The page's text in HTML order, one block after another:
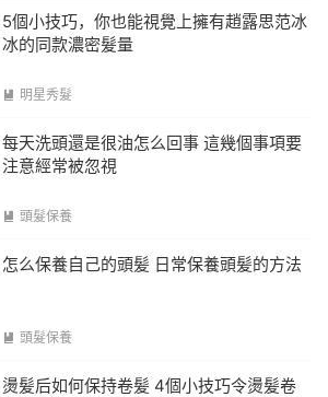
5個小技巧，你也能視覺上擁有趙露思范冰
冰的同款濃密髮量
 明星秀髮
每天洗頭還是很油怎么回事 這幾個事項要
注意經常被忽視
 頭髮保養
怎么保養自己的頭髪 日常保養頭髪的方法
 頭髮保養
燙髪后如何保持卷髪 4個小技巧令燙髪卷